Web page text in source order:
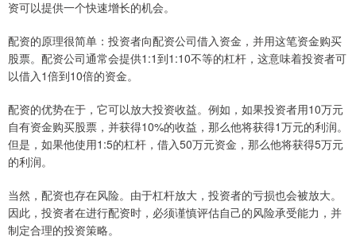
资可以提供一个快速增长的机会。
配资的原理很简单：投资者向配资公司借入资金，并用这笔资金购买
股票。配资公司通常会提供1:1到1:10不等的杠杆，这意味着投资者可
以借入1倍到10倍的资金。
配资的优势在于，它可以放大投资收益。例如，如果投资者用10万元
自有资金购买股票，并获得10%的收益，那么他将获得1万元的利润。
但是，如果他使用1:5的杠杆，借入50万元资金，那么他将获得5万元
的利润。
当然，配资也存在风险。由于杠杆放大，投资者的亏损也会被放大。
因此，投资者在进行配资时，必须谨慎评估自己的风险承受能力，并
制定合理的投资策略。